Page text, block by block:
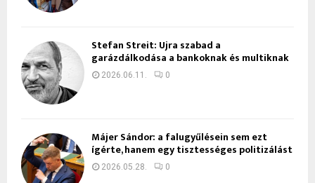
Stefan Streit: Újra szabad a
garázdálkodása a bankoknak és multiknak
2026.06.11. 0
Májer Sándor: a falugyűlésein sem ezt
ígérte, hanem egy tisztességes politizálást
2026.05.28. 0